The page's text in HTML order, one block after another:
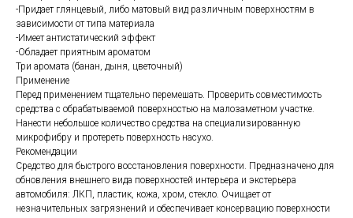
-Придает глянцевый, либо матовый вид различным поверхностям в
зависимости от типа материала
-Имеет антистатический эффект
-Обладает приятным ароматом
Три аромата (банан, дыня, цветочный)
Применение
Перед применением тщательно перемешать. Проверить совместимость
средства с обрабатываемой поверхностью на малозаметном участке.
Нанести небольшое количество средства на специализированную
микрофибру и протереть поверхность насухо.
Рекомендации
Средство для быстрого восстановления поверхности. Предназначено для
обновления внешнего вида поверхностей интерьера и экстерьера
автомобиля: ЛКП, пластик, кожа, хром, стекло. Очищает от
незначительных загрязнений и обеспечивает консервацию поверхности